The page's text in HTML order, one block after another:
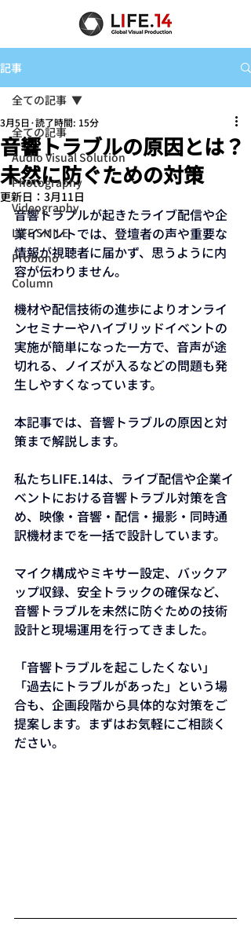
記事
全ての記事
Audio Visual Solution
Photography
Videography
LIFE SMILE
Probono
Column
全ての記事
音響トラブルの原因とは？
未然に防ぐための対策
3月5日 読了時間: 15分
更新日： 3月11日
音響トラブルが起きたライブ配信や企
業イベントでは、登壇者の声や重要な
情報が視聴者に届かず、思うように内
容が伝わりません。
機材や配信技術の進歩によりオンライ
ンセミナーやハイブリッドイベントの
実施が簡単になった一方で、音声が途
切れる、ノイズが入るなどの問題も発
生しやすくなっています。
本記事では、音響トラブルの原因と対
策まで解説します。
私たちLIFE.14は、ライブ配信や企業イ
ベントにおける音響トラブル対策を含
め、映像・音響・配信・撮影・同時通
訳機材までを一括で設計しています。
マイク構成やミキサー設定、バックア
ップ収録、安全トラックの確保など、
音響トラブルを未然に防ぐための技術
設計と現場運用を行ってきました。
「音響トラブルを起こしたくない」
「過去にトラブルがあった」という場
合も、企画段階から具体的な対策をご
提案します。まずはお気軽にご相談く
ださい。